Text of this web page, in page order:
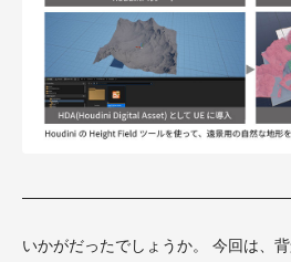
いかがだったでしょうか。 今回は、